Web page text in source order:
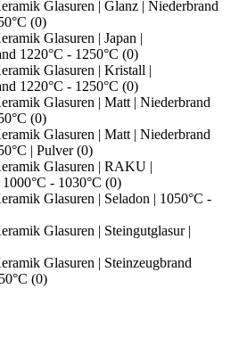
Glasuren | Glanz | Niederbrand
(0)
Glasuren | Japan |
1220°C - 1250°C (0)
Glasuren | Kristall |
1220°C - 1250°C (0)
Glasuren | Matt | Niederbrand
(0)
Glasuren | Matt | Niederbrand
| Pulver (0)
Glasuren | RAKU |
- 1030°C (0)
Glasuren | Seladon | 1050°C -
Glasuren | Steingutglasur |
Glasuren | Steinzeugbrand
(0)